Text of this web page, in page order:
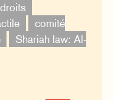
comité
Shariah law: Al-